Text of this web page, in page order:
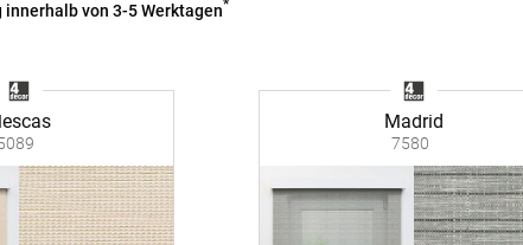
Kostenloser Musterversand
Reklamation
Unsere Versandpartner:
von 3-5 Werktagen*
Madrid
7580